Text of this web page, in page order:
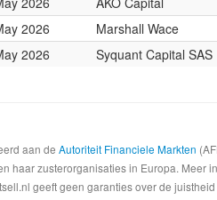
2026
Marshall Wace
2026
Syquant Capital SAS
aan de Autoriteit Financiele Markten
haar zusterorganisaties in Europa.
geeft geen garanties over de